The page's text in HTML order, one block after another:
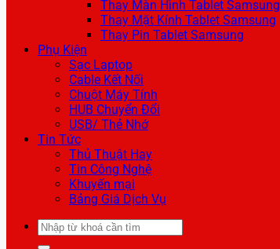
Thay Màn Hình Tablet Samsung
Thay Mặt Kính Tablet Samsung
Thay Pin Tablet Samsung
Phụ Kiện
Sạc Laptop
Cable Kết Nối
Chuột Máy Tính
HUB Chuyển Đổi
USB/ Thẻ Nhớ
Tin Tức
Thủ Thuật Hay
Tin Công Nghệ
Khuyến mại
Bảng Giá Dịch Vụ
Tìm
kiếm: